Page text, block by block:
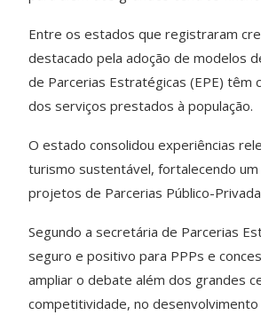
Entre os estados que registraram
destacado pela adoção de modelos
de Parcerias Estratégicas (EPE) têm
dos serviços prestados à população.
O estado consolidou experiências
turismo sustentável, fortalecendo
projetos de Parcerias Público-
Segundo a secretária de Parcerias
seguro e positivo para PPPs e
ampliar o debate além dos grandes
competitividade, no desenvolvimento